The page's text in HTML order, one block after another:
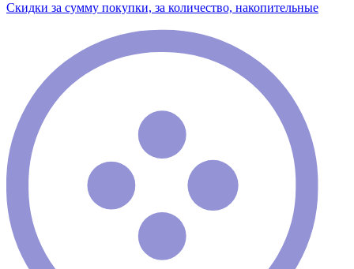
Скидки за сумму покупки, за количество, накопительные